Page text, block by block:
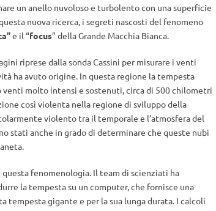
un anello nuvoloso e turbolento con una superficie
nuova ricerca, i segreti nascosti del fenomeno
e il “focus” della Grande Macchia Bianca.
riprese dalla sonda Cassini per misurare i venti
ha avuto origine. In questa regione la tempesta
venti molto intensi e sostenuti, circa di 500 chilometri
così violenta nella regione di sviluppo della
violento tra il temporale e l’atmosfera del
stati anche in grado di determinare che queste nubi
fenomenologia. Il team di scienziati ha
la tempesta su un computer, che fornisce una
tempesta gigante e per la sua lunga durata. I calcoli